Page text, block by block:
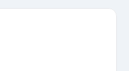
Parc naturel de Sarre-